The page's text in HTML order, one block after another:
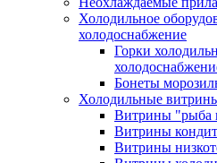
Холодильное
холодоснабжение
Горки
Бонеты
Холодильные
Витрины "рыба
Витрины
Витрины